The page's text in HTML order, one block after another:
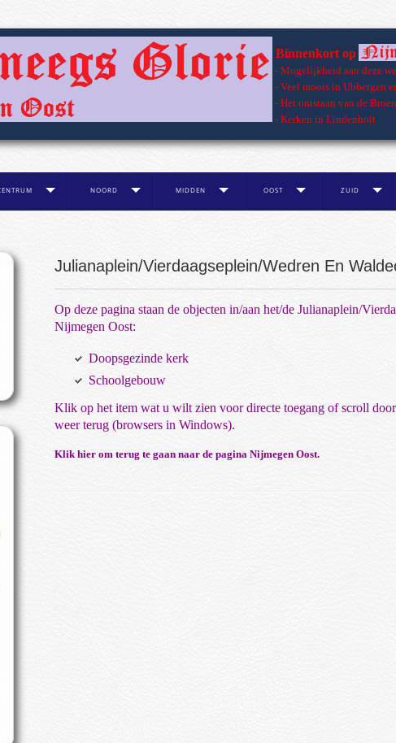
Binnenkort op
- Mogelijkheid aan deze
- Veel moois in Ubbergen
- Het ontstaan van de
- Kerken in Lindenholt
NOORD MIDDEN OOST ZUID
Julianaplein/Vierdaagseplein/Wedren En
Op deze pagina staan de objecten in/aan het/de Julianaplein/
Nijmegen Oost:
Doopsgezinde kerk
Schoolgebouw
Klik op het item wat u wilt zien voor directe toegang of scroll
weer terug (browsers in Windows).
Klik hier om terug te gaan naar de pagina Nijmegen Oost.